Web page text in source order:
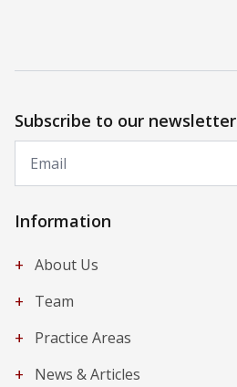
Subscribe to our newsletter
Information
+ About Us
+ Team
+ Practice Areas
+ News & Articles